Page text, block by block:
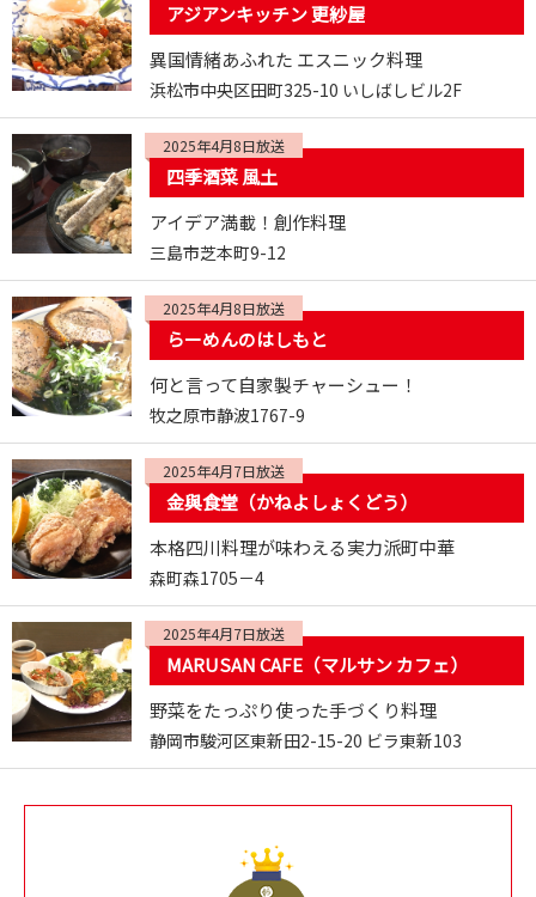
アジアンキッチン 更紗屋
異国情緒あふれた エスニック料理
浜松市中央区田町325-10 いしばしビル2F
2025年4月8日放送
四季酒菜 風土
アイデア満載！創作料理
三島市芝本町9-12
2025年4月8日放送
らーめんのはしもと
何と言って自家製チャーシュー！
牧之原市静波1767-9
2025年4月7日放送
金與食堂（かねよしょくどう）
本格四川料理が味わえる実力派町中華
森町森1705－4
2025年4月7日放送
MARUSAN CAFE（マルサン カフェ）
野菜をたっぷり使った手づくり料理
静岡市駿河区東新田2-15-20 ビラ東新103